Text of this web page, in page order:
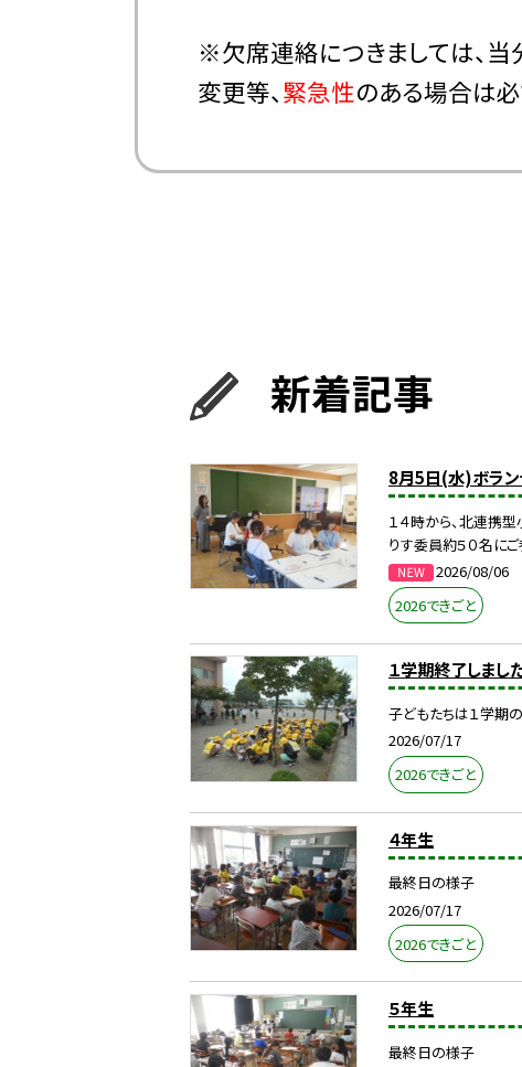
※欠席連絡につきましては、当
変更等、緊急性のある場合は
新着記事
8月5日(水)ボラン
１４時から、北連携
りす委員約５０名に
2026/08/06
2026できごと
１学期終了しまし
子どもたちは１学期
2026/07/17
2026できごと
４年生
最終日の様子
2026/07/17
2026できごと
５年生
最終日の様子